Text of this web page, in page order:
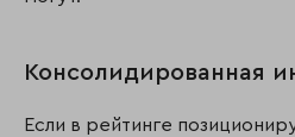
Консолидированная
Если в рейтинге